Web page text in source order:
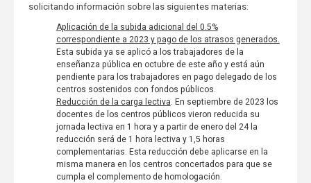
solicitando información sobre las siguientes materias:
Aplicación de la subida adicional del 0.5%
correspondiente a 2023 y pago de los atrasos generados.
Esta subida ya se aplicó a los trabajadores de la
enseñanza pública en octubre de este año y está aún
pendiente para los trabajadores en pago delegado de los
centros sostenidos con fondos públicos.
Reducción de la carga lectiva . En septiembre de 2023 los
docentes de los centros públicos vieron reducida su
jornada lectiva en 1 hora y a partir de enero del 24 la
reducción será de 1 hora lectiva y 1,5 horas
complementarias. Esta reducción debe aplicarse en la
misma manera en los centros concertados para que se
cumpla el complemento de homologación.